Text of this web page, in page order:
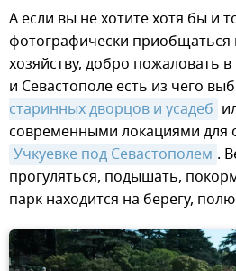
А если вы не хотите хотя бы и
фотографически приобщаться
хозяйству, добро пожаловать
и Севастополе есть из чего
старинных дворцов и усадеб
современными локациями для
Учкуевке под Севастополем .
прогуляться, подышать,
парк находится на берегу,